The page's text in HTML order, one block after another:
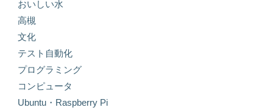
おいしい水
高槻
文化
テスト自動化
プログラミング
コンピュータ
Ubuntu・Raspberry Pi